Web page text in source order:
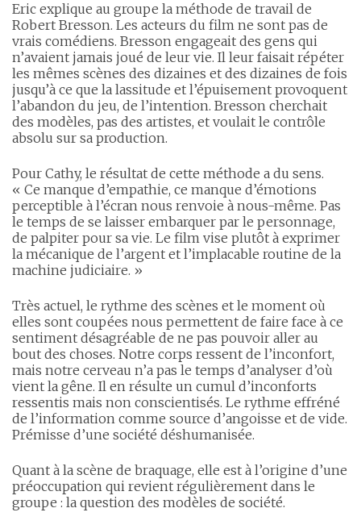
Eric explique au groupe la méthode de travail de
Robert Bresson. Les acteurs du film ne sont pas de
vrais comédiens. Bresson engageait des gens qui
n’avaient jamais joué de leur vie. Il leur faisait répéter
les mêmes scènes des dizaines et des dizaines de fois
jusqu’à ce que la lassitude et l’épuisement provoquent
l’abandon du jeu, de l’intention. Bresson cherchait
des modèles, pas des artistes, et voulait le contrôle
absolu sur sa production.
Pour Cathy, le résultat de cette méthode a du sens.
« Ce manque d’empathie, ce manque d’émotions
perceptible à l’écran nous renvoie à nous-même. Pas
le temps de se laisser embarquer par le personnage,
de palpiter pour sa vie. Le film vise plutôt à exprimer
la mécanique de l’argent et l’implacable routine de la
machine judiciaire. »
Très actuel, le rythme des scènes et le moment où
elles sont coupées nous permettent de faire face à ce
sentiment désagréable de ne pas pouvoir aller au
bout des choses. Notre corps ressent de l’inconfort,
mais notre cerveau n’a pas le temps d’analyser d’où
vient la gêne. Il en résulte un cumul d’inconforts
ressentis mais non conscientisés. Le rythme effréné
de l’information comme source d’angoisse et de vide.
Prémisse d’une société déshumanisée.
Quant à la scène de braquage, elle est à l’origine d’une
préoccupation qui revient régulièrement dans le
groupe : la question des modèles de société.